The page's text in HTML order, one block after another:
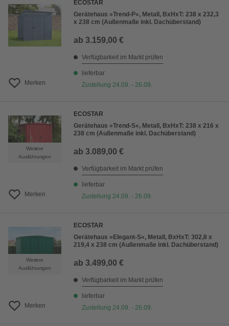
Merken
ECOSTAR
Gerätehaus »Trend-P«, Metall, BxHxT: 238 x 232,3
x 238 cm (Außenmaße inkl. Dachüberstand)
ab 3.159,00 €
Verfügbarkeit im Markt prüfen
lieferbar
Zustellung 24.09. - 26.09.
Weitere
Ausführungen
Merken
ECOSTAR
Gerätehaus »Trend-S«, Metall, BxHxT: 238 x 216 x
238 cm (Außenmaße inkl. Dachüberstand)
ab 3.089,00 €
Verfügbarkeit im Markt prüfen
lieferbar
Zustellung 24.09. - 26.09.
Weitere
Ausführungen
Merken
ECOSTAR
Gerätehaus »Elegant-S«, Metall, BxHxT: 302,8 x
219,4 x 238 cm (Außenmaße inkl. Dachüberstand)
ab 3.499,00 €
Verfügbarkeit im Markt prüfen
lieferbar
Zustellung 24.09. - 26.09.